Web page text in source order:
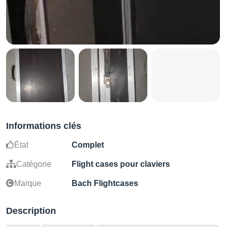
Informations clés
État Complet
Catégorie Flight cases pour claviers
Marque Bach Flightcases
Description